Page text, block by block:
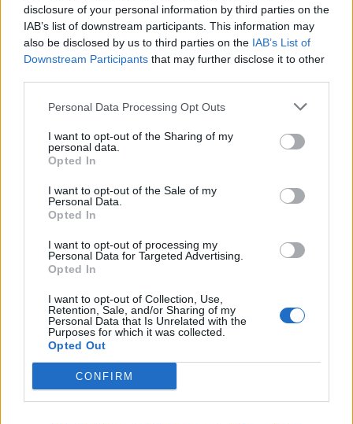
disclosure of your personal information by third parties on the
IAB’s list of downstream participants. This information may
also be disclosed by us to third parties on the IAB’s List of
Downstream Participants that may further disclose it to other
Personal Data Processing Opt Outs
I want to opt-out of the Sharing of my
personal data.
Opted In
I want to opt-out of the Sale of my
Personal Data.
Opted In
I want to opt-out of processing my
Personal Data for Targeted Advertising.
Opted In
I want to opt-out of Collection, Use,
Retention, Sale, and/or Sharing of my
Personal Data that Is Unrelated with the
Purposes for which it was collected.
Opted Out
CONFIRM
4
Moottoripyöräilijä pakeni poliisia
– tutkaan hurja ylinopeus
5